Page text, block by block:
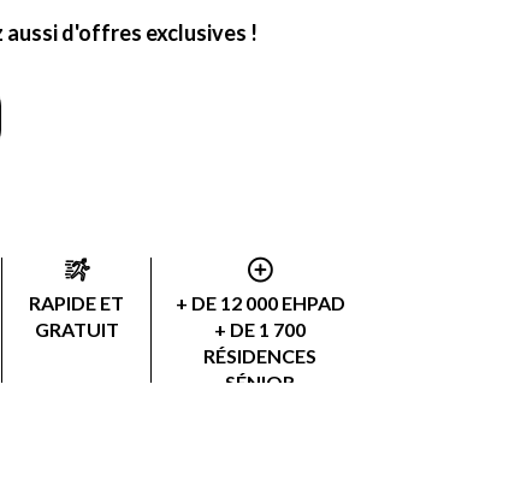
d'offres exclusives !
RAPIDE ET
GRATUIT
+ DE 12 000 EHPAD
+ DE 1 700
RÉSIDENCES
SÉNIOR